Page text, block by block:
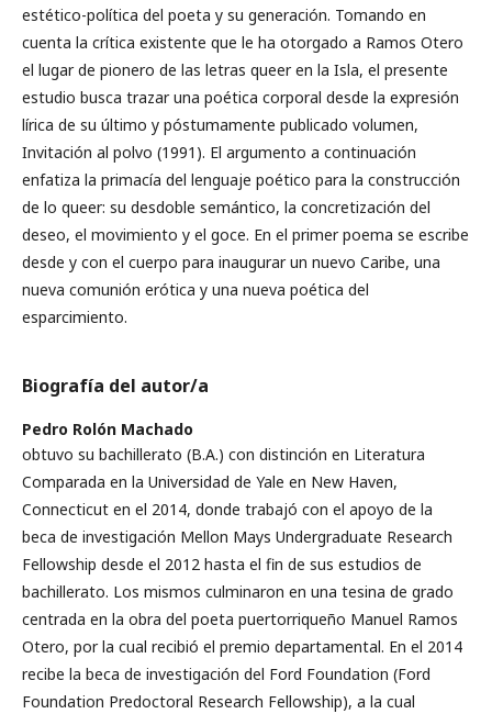
estético-política del poeta y su generación. Tomando en
cuenta la crítica existente que le ha otorgado a Ramos Otero
el lugar de pionero de las letras queer en la Isla, el presente
estudio busca trazar una poética corporal desde la expresión
lírica de su último y póstumamente publicado volumen,
Invitación al polvo (1991). El argumento a continuación
enfatiza la primacía del lenguaje poético para la construcción
de lo queer: su desdoble semántico, la concretización del
deseo, el movimiento y el goce. En el primer poema se escribe
desde y con el cuerpo para inaugurar un nuevo Caribe, una
nueva comunión erótica y una nueva poética del
esparcimiento.
Biografía del autor/a
Pedro Rolón Machado
obtuvo su bachillerato (B.A.) con distinción en Literatura
Comparada en la Universidad de Yale en New Haven,
Connecticut en el 2014, donde trabajó con el apoyo de la
beca de investigación Mellon Mays Undergraduate Research
Fellowship desde el 2012 hasta el fin de sus estudios de
bachillerato. Los mismos culminaron en una tesina de grado
centrada en la obra del poeta puertorriqueño Manuel Ramos
Otero, por la cual recibió el premio departamental. En el 2014
recibe la beca de investigación del Ford Foundation (Ford
Foundation Predoctoral Research Fellowship), a la cual